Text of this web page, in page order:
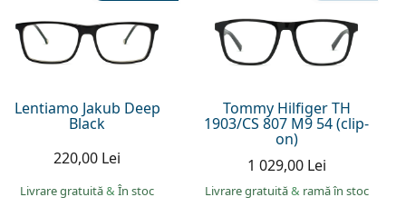
Lentiamo Jakub Deep
Black
220,00 Lei
Livrare gratuită& În stoc
Tommy Hilfiger TH
1903/CS 807 M9 54 (clip-
on)
1 029,00 Lei
Livrare gratuită& ramă în stoc